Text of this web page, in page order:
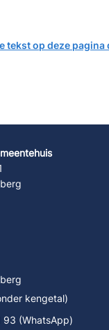
tekst op deze pagina
kengetal)
93 (WhatsApp)